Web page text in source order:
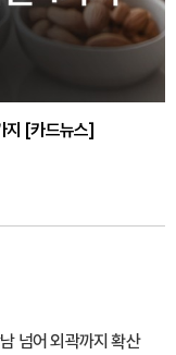
지 [카드뉴스]
사는? [카드뉴스]
넘어 외곽까지 확산